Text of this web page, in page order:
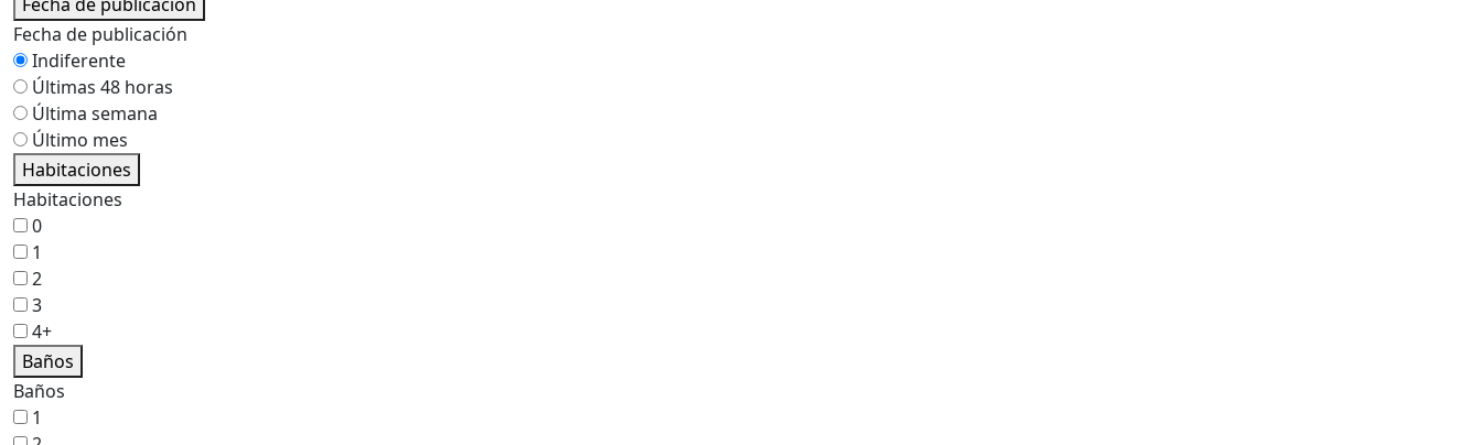
Fecha de publicación
Indiferente
Últimas 48 horas
Última semana
Último mes
Habitaciones
Habitaciones
0
1
2
3
4+
Baños
Baños
1